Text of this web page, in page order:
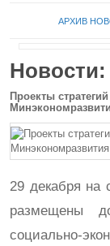
АРХИВ
Новости:
Проекты
29 декабря на
размещены
социально-